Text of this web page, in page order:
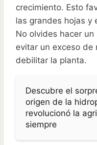
crecimiento. Esto
las grandes hojas y
No olvides hacer
evitar un exceso de
debilitar la planta.
Descubre el
origen de la
revolucionó la
siempre